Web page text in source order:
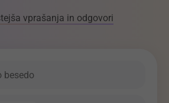
vprašanja in odgovori